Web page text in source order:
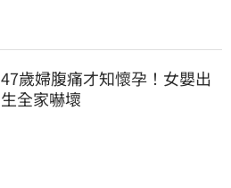
47歲婦腹痛才知懷孕！女嬰出
生全家嚇壞